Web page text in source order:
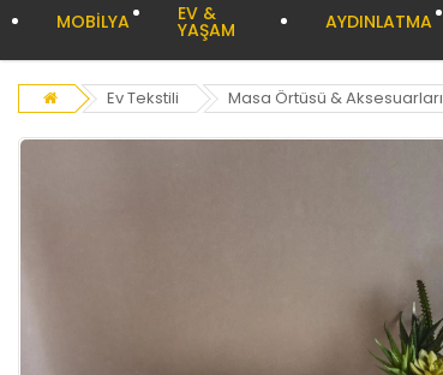
MOBİLYA EV &
YAŞAM AYDINLATMA
Ev Tekstili Masa Örtüsü & Aksesuarları